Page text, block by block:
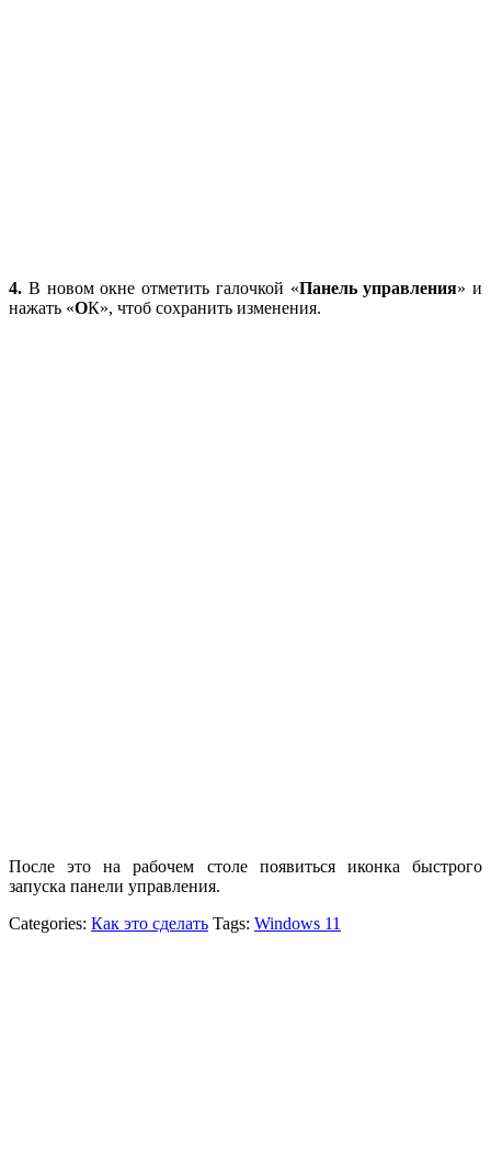
4. В новом окне отметить галочкой «Панель управления» и
нажать «ОК», чтоб сохранить изменения.
После это на рабочем столе появиться иконка быстрого
запуска панели управления.
Categories: Как это сделать Tags: Windows 11